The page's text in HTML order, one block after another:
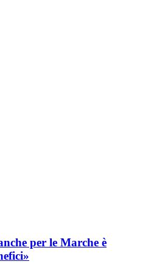
per le Marche è